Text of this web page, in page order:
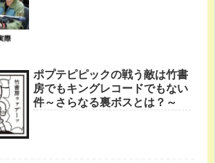
ポプテピピックの戦う敵は竹書
房でもキングレコードでもない
件～さらなる裏ボスとは？～